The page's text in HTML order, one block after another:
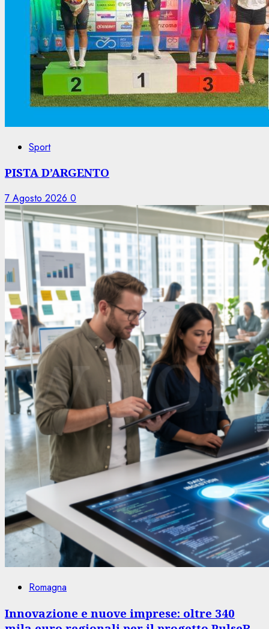
Sport
PISTA D’ARGENTO
7 Agosto 2026 0
Romagna
Innovazione e nuove imprese: oltre 340